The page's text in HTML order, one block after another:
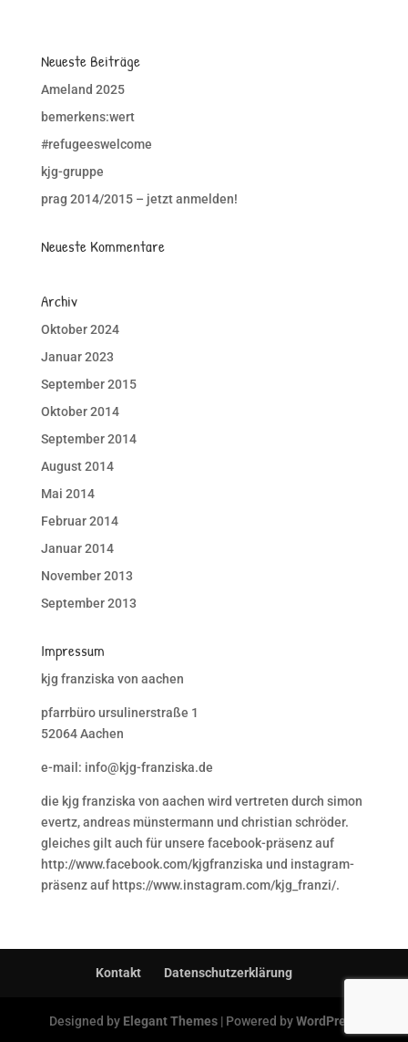
Neueste Beiträge
Ameland 2025
bemerkens:wert
#refugeeswelcome
kjg-gruppe
prag 2014/2015 – jetzt anmelden!
Neueste Kommentare
Archiv
Oktober 2024
Januar 2023
September 2015
Oktober 2014
September 2014
August 2014
Mai 2014
Februar 2014
Januar 2014
November 2013
September 2013
Impressum
kjg franziska von aachen
pfarrbüro ursulinerstraße 1
52064 Aachen
e-mail: info@kjg-franziska.de
die kjg franziska von aachen wird vertreten durch simon
evertz, andreas münstermann und christian schröder.
gleiches gilt auch für unsere facebook-präsenz auf
http://www.facebook.com/kjgfranziska und instagram-
präsenz auf https://www.instagram.com/kjg_franzi/.
Kontakt Datenschutzerklärung
Designed by Elegant Themes| Powered byWordPress